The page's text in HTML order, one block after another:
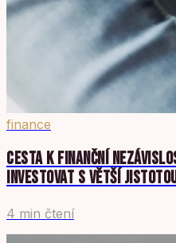
finance
CESTA K FINANČNÍ
INVESTOVAT S VĚTŠÍ
4 min čtení